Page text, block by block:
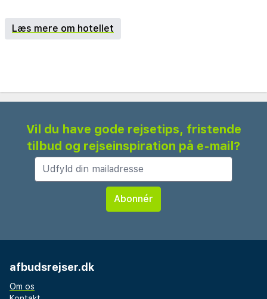
Læs mere om hotellet
Vil du have gode rejsetips, fristende
tilbud og rejseinspiration på e-mail?
afbudsrejser.dk
Om os